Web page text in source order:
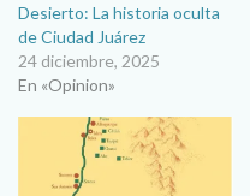
Desierto: La historia oculta
de Ciudad Juárez
24 diciembre, 2025
En «Opinion»